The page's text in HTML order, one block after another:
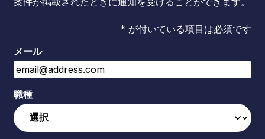
* が付いている項目は必須です
メール
職種